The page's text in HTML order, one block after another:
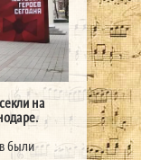
на
были